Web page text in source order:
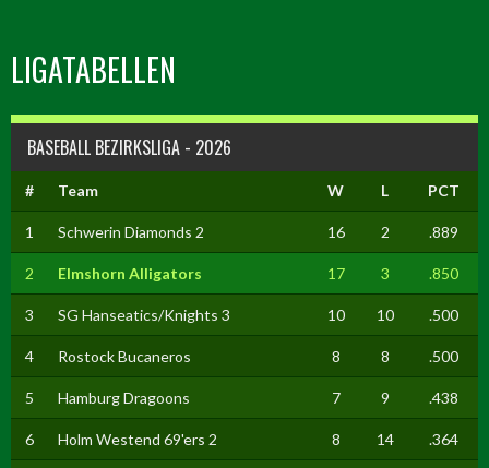
LIGATABELLEN
BASEBALL BEZIRKSLIGA - 2026
# Team W L PCT
1 Schwerin Diamonds 2 16 2 .889
2 Elmshorn Alligators 17 3 .850
3 SG Hanseatics/Knights 3 10 10 .500
4 Rostock Bucaneros 8 8 .500
5 Hamburg Dragoons 7 9 .438
6 Holm Westend 69'ers 2 8 14 .364